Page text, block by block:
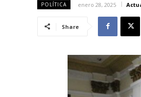
POLÍTICA enero 28, 2025
Share